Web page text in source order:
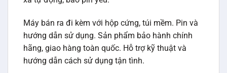
Máy bán ra đi kèm với hộp cứng, túi mềm. Pin và
hướng dẫn sử dụng. Sản phẩm bảo hành chính
hãng, giao hàng toàn quốc. Hỗ trợ kỹ thuật và
hướng dẫn cách sử dụng tận tình.